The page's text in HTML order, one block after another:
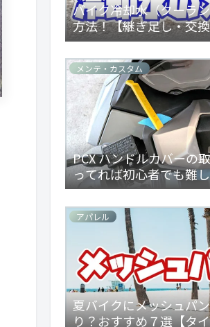
バイク冷却水（クーラ
方法！【継ぎ足し・交
メンテ・カスタム
PCX ハンドルカバーの
ってれば初心者でも難
アパレル
夏バイクにメッシュパ
り？おすすめ７選【タ